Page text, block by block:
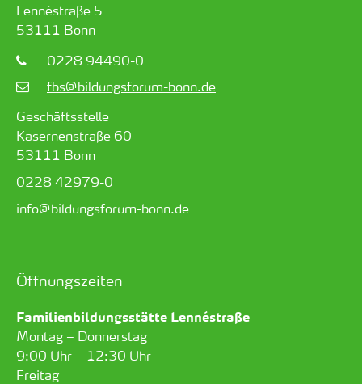
Lennéstraße 5
53111 Bonn
0228 94490-0
fbs@bildungsforum-bonn.de
Geschäftsstelle
Kasernenstraße 60
53111 Bonn
0228 42979-0
info@bildungsforum-bonn.de
Öffnungszeiten
Familienbildungsstätte Lennéstraße
Montag – Donnerstag
9:00 Uhr – 12:30 Uhr
Freitag